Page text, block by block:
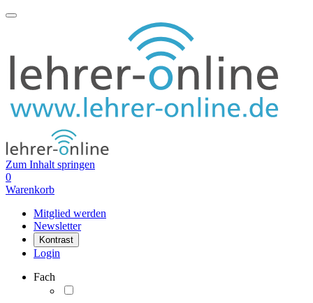
Zum Inhalt springen
0
Warenkorb
Mitglied werden
Newsletter
Kontrast
Login
Fach